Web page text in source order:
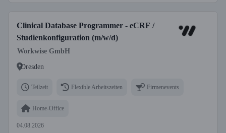
Clinical Database Programmer - eCRF /
Studienkonfiguration (m/w/d)
Workwise GmbH
Dresden
Teilzeit Flexible Arbeitszeiten Firmenevents
Home-Office
04.08.2026